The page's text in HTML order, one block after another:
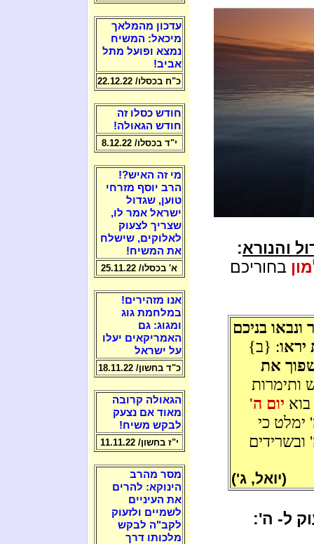
והנורא:
בחוריכם
בניכם
יראו: {ב}
את
ותימרות
יום ה'
כי
(יואל, ג')
ל- ה':
עדכון מהמלאך
מיכאל: המשיח
נמצא ופועל מתל
אביב!
כ"ח בכסלו/ 22.12.22
חודש כסלו זה
חודש הגאולה!
י"ד בכסלו/ 8.12.22
מי זה האיש?!
הרב יוסף מזרחי
טוען, שגדול
ישראל אמר לו,
שצריך לצעוק
לאלוקים, שישלח
את המשיח!
א' בכסלו/ 25.11.22
אנו מזהירים!
במלחמת גוג
ומגוג: גם
האמריקאים יעלו
על ישראל
כ"ד בחשון/ 18.11.22
הגאולה קרובה
מאוד אם נצעק
לבקש משיח!
י"ז בחשון/ 11.11.22
מסר מהרב
הינוקא: להרים
את העיניים
לשמיים ולזעוק
לקב"ה לבקש
מלכותו דרך